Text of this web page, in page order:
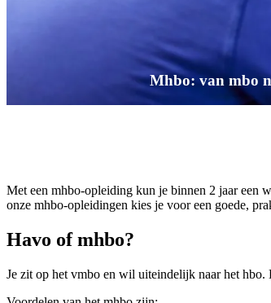
Mhbo: van mbo
Met een mhbo-opleiding kun je binnen 2 jaar een
onze mhbo-opleidingen kies je voor een goede,
Havo of mhbo?
Je zit op het vmbo en wil uiteindelijk naar het